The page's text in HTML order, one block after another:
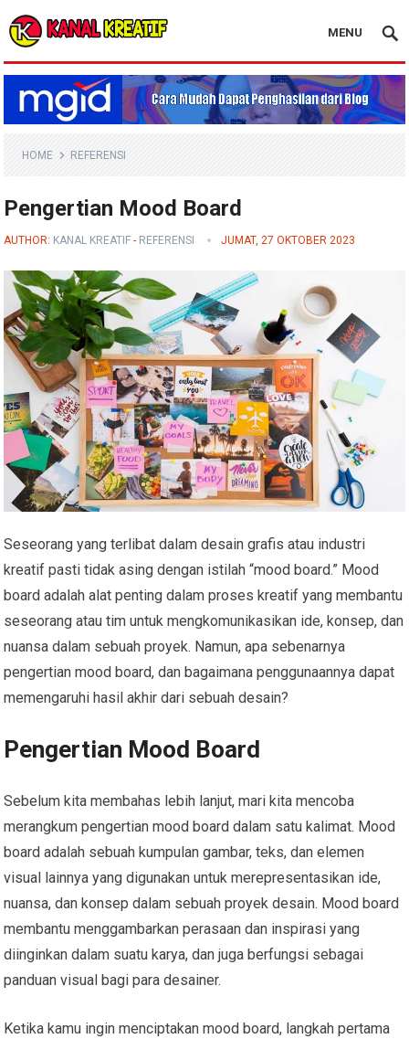
Blog Kanal Kreatif
MENU
HOME REFERENSI
Pengertian Mood Board
AUTHOR: KANAL KREATIF - REFERENSI JUMAT, 27 OKTOBER 2023
Seseorang yang terlibat dalam desain grafis atau industri
kreatif pasti tidak asing dengan istilah “mood board.” Mood
board adalah alat penting dalam proses kreatif yang membantu
seseorang atau tim untuk mengkomunikasikan ide, konsep, dan
nuansa dalam sebuah proyek. Namun, apa sebenarnya
pengertian mood board, dan bagaimana penggunaannya dapat
memengaruhi hasil akhir dari sebuah desain?
Pengertian Mood Board
Sebelum kita membahas lebih lanjut, mari kita mencoba
merangkum pengertian mood board dalam satu kalimat. Mood
board adalah sebuah kumpulan gambar, teks, dan elemen
visual lainnya yang digunakan untuk merepresentasikan ide,
nuansa, dan konsep dalam sebuah proyek desain. Mood board
membantu menggambarkan perasaan dan inspirasi yang
diinginkan dalam suatu karya, dan juga berfungsi sebagai
panduan visual bagi para desainer.
Ketika kamu ingin menciptakan mood board, langkah pertama